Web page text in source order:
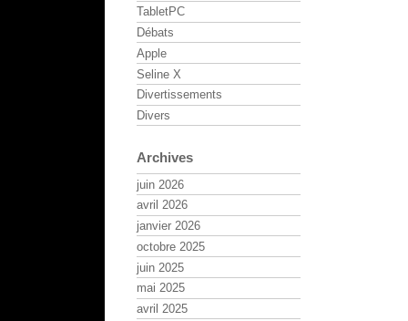
TabletPC
Débats
Apple
Seline X
Divertissements
Divers
Archives
juin 2026
avril 2026
janvier 2026
octobre 2025
juin 2025
mai 2025
avril 2025